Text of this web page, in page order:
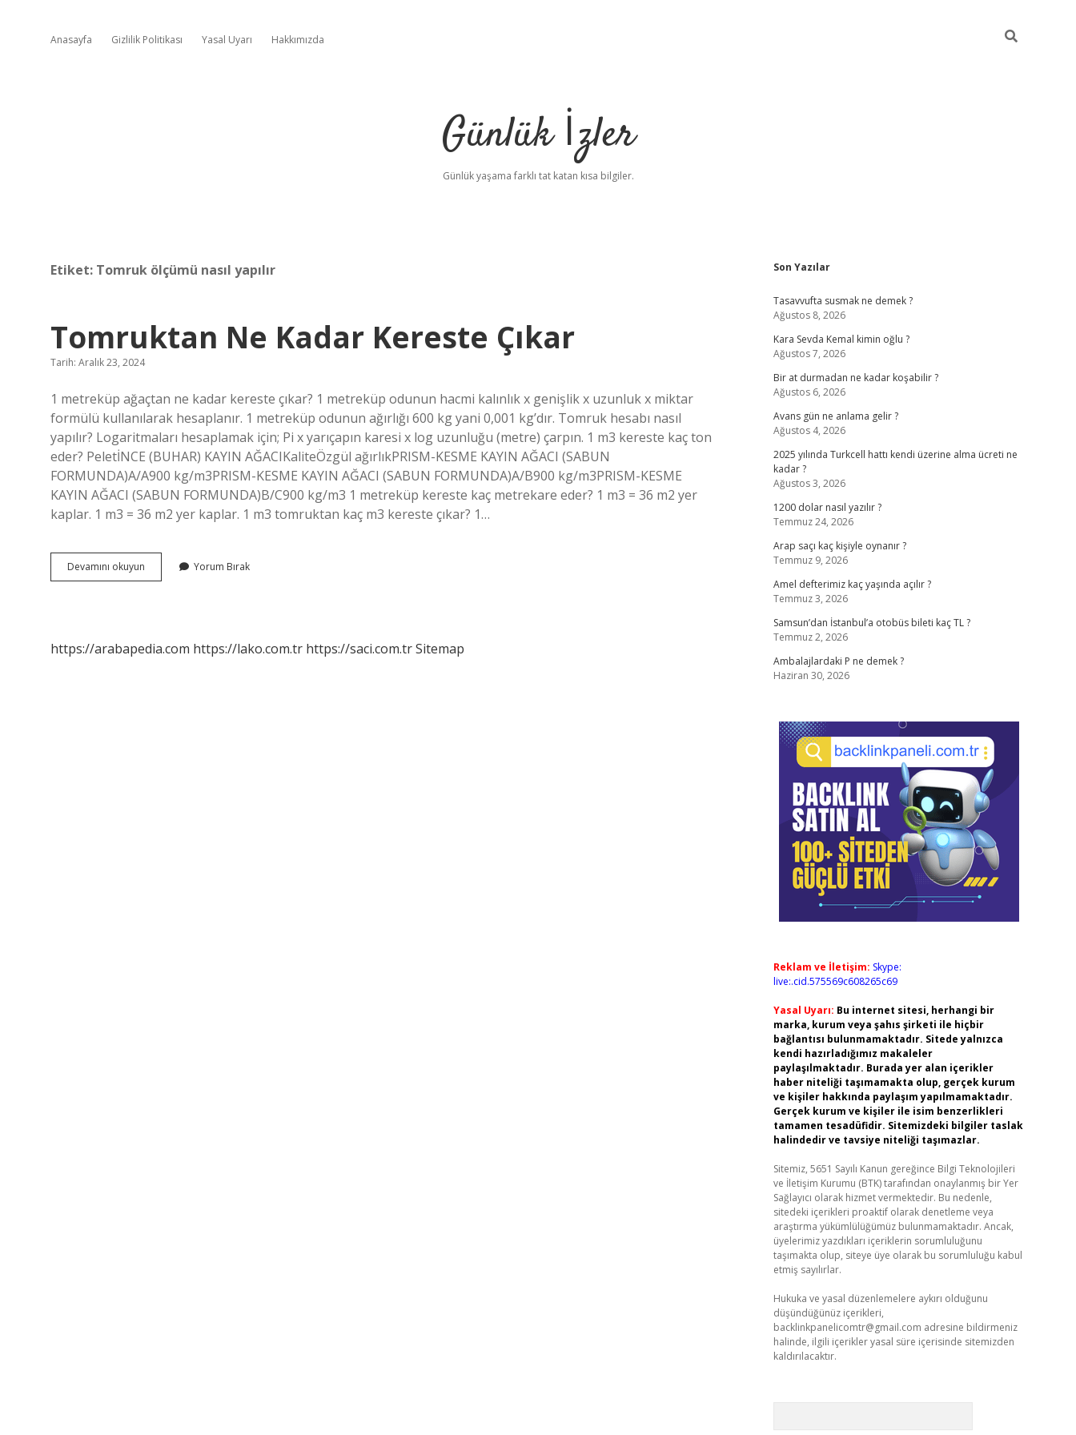
Anasayfa Gizlilik Politikası Yasal Uyarı Hakkımızda
Günlük İzler
Günlük yaşama farklı tat katan kısa bilgiler.
Etiket: Tomruk ölçümü nasıl yapılır
Tomruktan Ne Kadar Kereste Çıkar
Tarih: Aralık 23, 2024
1 metreküp ağaçtan ne kadar kereste çıkar? 1 metreküp odunun hacmi kalınlık x genişlik x uzunluk x miktar
formülü kullanılarak hesaplanır. 1 metreküp odunun ağırlığı 600 kg yani 0,001 kg’dır. Tomruk hesabı nasıl
yapılır? Logaritmaları hesaplamak için; Pi x yarıçapın karesi x log uzunluğu (metre) çarpın. 1 m3 kereste kaç ton
eder? PeletİNCE (BUHAR) KAYIN AĞACIKaliteÖzgül ağırlıkPRISM-KESME KAYIN AĞACI (SABUN
FORMUNDA)A/A900 kg/m3PRISM-KESME KAYIN AĞACI (SABUN FORMUNDA)A/B900 kg/m3PRISM-KESME
KAYIN AĞACI (SABUN FORMUNDA)B/C900 kg/m3 1 metreküp kereste kaç metrekare eder? 1 m3 = 36 m2 yer
kaplar. 1 m3 = 36 m2 yer kaplar. 1 m3 tomruktan kaç m3 kereste çıkar? 1…
Devamını okuyun Tomruktan
Ne
Yorum Bırak
https://arabapedia.com https://lako.com.tr https://saci.com.trSitemap
Sidebar
Son Yazılar
Tasavvufta susmak ne demek ?
Ağustos 8, 2026
Kara Sevda Kemal kimin oğlu ?
Ağustos 7, 2026
Bir at durmadan ne kadar koşabilir ?
Ağustos 6, 2026
Avans gün ne anlama gelir ?
Ağustos 4, 2026
2025 yılında Turkcell hattı kendi üzerine alma ücreti ne
kadar ?
Ağustos 3, 2026
1200 dolar nasıl yazılır ?
Temmuz 24, 2026
Arap saçı kaç kişiyle oynanır ?
Temmuz 9, 2026
Amel defterimiz kaç yaşında açılır ?
Temmuz 3, 2026
Samsun’dan İstanbul’a otobüs bileti kaç TL ?
Temmuz 2, 2026
Ambalajlardaki P ne demek ?
Haziran 30, 2026
Reklam ve İletişim: Skype:
live:.cid.575569c608265c69
Yasal Uyarı: Bu internet sitesi, herhangi bir
marka, kurum veya şahıs şirketi ile hiçbir
bağlantısı bulunmamaktadır. Sitede yalnızca
kendi hazırladığımız makaleler
paylaşılmaktadır. Burada yer alan içerikler
haber niteliği taşımamakta olup, gerçek kurum
ve kişiler hakkında paylaşım yapılmamaktadır.
Gerçek kurum ve kişiler ile isim benzerlikleri
tamamen tesadüfidir. Sitemizdeki bilgiler taslak
halindedir ve tavsiye niteliği taşımazlar.
Sitemiz, 5651 Sayılı Kanun gereğince Bilgi Teknolojileri
ve İletişim Kurumu (BTK) tarafından onaylanmış bir Yer
Sağlayıcı olarak hizmet vermektedir. Bu nedenle,
sitedeki içerikleri proaktif olarak denetleme veya
araştırma yükümlülüğümüz bulunmamaktadır. Ancak,
üyelerimiz yazdıkları içeriklerin sorumluluğunu
taşımakta olup, siteye üye olarak bu sorumluluğu kabul
etmiş sayılırlar.
Hukuka ve yasal düzenlemelere aykırı olduğunu
düşündüğünüz içerikleri,
backlinkpanelicomtr@gmail.com adresine bildirmeniz
halinde, ilgili içerikler yasal süre içerisinde sitemizden
kaldırılacaktır.